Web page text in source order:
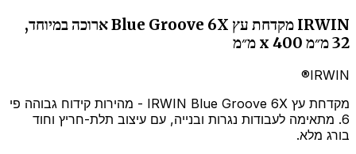
IRWIN מקדחת עץ Blue Groove 6X ארוכה במיוחד,
32 מ״מ x 400 מ״מ
IRWIN®
מקדחת עץ IRWIN Blue Groove 6X - מהירות קידוח גבוהה פי
6. מתאימה לעבודות נגרות ובנייה, עם עיצוב תלת-חריץ וחוד
בורג מלא.